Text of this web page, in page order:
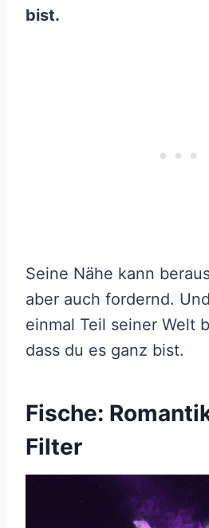
bist.
Seine Nähe kann
aber auch fordernd.
einmal Teil seiner Welt
dass du es ganz bist.
Fische:
Filter